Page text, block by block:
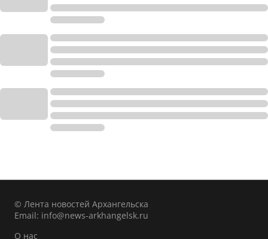
© Лента новостей Архангельска
Email: info@news-arkhangelsk.ru
О нас